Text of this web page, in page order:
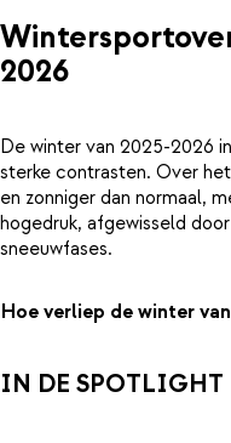
2026
De winter van 2025-2026
sterke contrasten. Over
en zonniger dan normaal,
hogedruk, afgewisseld
sneeuwfases.
Hoe verliep de winter
IN DE SPOTLIGHT